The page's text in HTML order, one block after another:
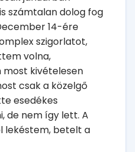
számtalan dolog fog
14-ére
szigorlatot,
volna,
kivételesen
csak a közelgő
esedékes
de nem így lett. A
lekéstem, betelt a